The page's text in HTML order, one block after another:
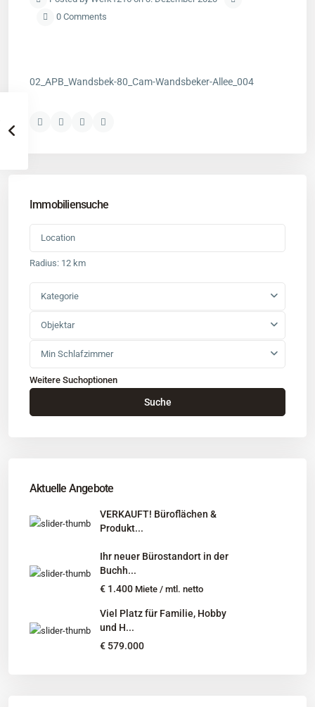
0 Comments
02_APB_Wandsbek-80_Cam-Wandsbeker-Allee_004
Immobiliensuche
Radius: 12 km
Kategorie
Objektar
Min Schlafzimmer
Weitere Suchoptionen
Suche
Aktuelle Angebote
VERKAUFT! Büroflächen &
Produkt...
Ihr neuer Bürostandort in der
Buchh...
€ 1.400 Miete / mtl. netto
Viel Platz für Familie, Hobby
und H...
€ 579.000
Kontakt
: Buchholz in der Nordheide
Unternehmen
Immobilienangebote